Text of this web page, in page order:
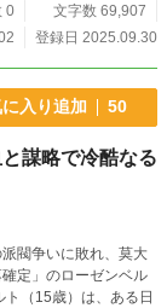
0
文字数 69,907
登録日 2025.09.30
入り追加 50
謀略で冷酷なる
閥争いに敗れ、莫大
定」のローゼンベル
（15歳）は、ある日